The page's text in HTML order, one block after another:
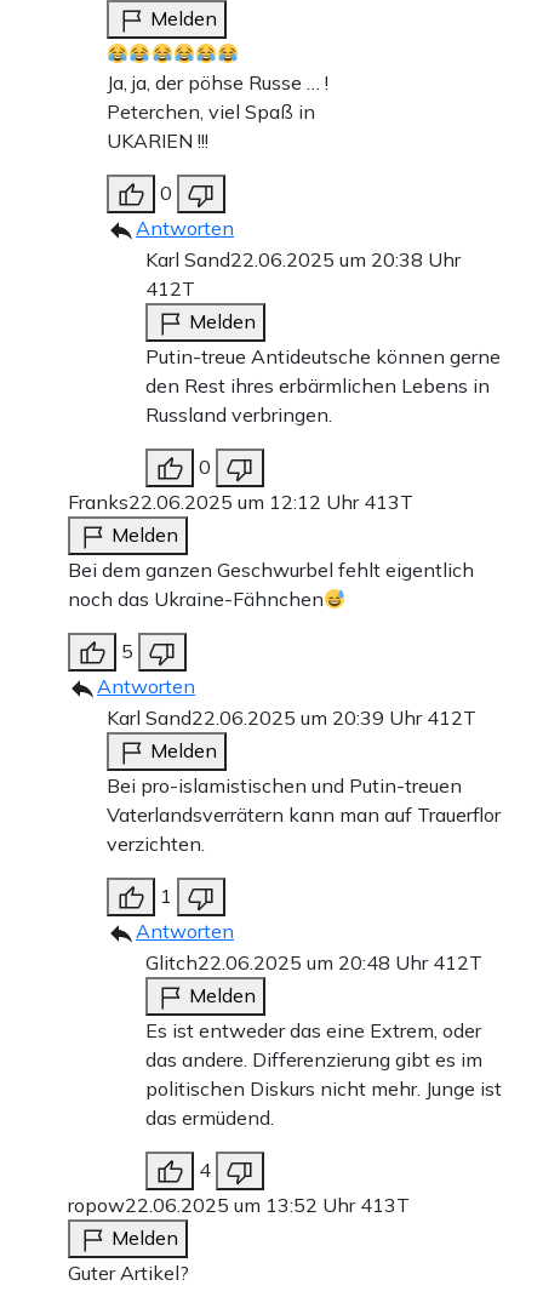
Melden
Ja, ja, der pöhse Russe … !
Peterchen, viel Spaß in
UKARIEN !!!
0
Antworten
Karl Sand22.06.2025 um 20:38 Uhr
412T
Melden
Putin-treue Antideutsche können gerne
den Rest ihres erbärmlichen Lebens in
Russland verbringen.
0
Franks22.06.2025 um 12:12 Uhr 413T
Melden
Bei dem ganzen Geschwurbel fehlt eigentlich
noch das Ukraine-Fähnchen
5
Antworten
Karl Sand22.06.2025 um 20:39 Uhr 412T
Melden
Bei pro-islamistischen und Putin-treuen
Vaterlandsverrätern kann man auf Trauerflor
verzichten.
1
Antworten
Glitch22.06.2025 um 20:48 Uhr 412T
Melden
Es ist entweder das eine Extrem, oder
das andere. Differenzierung gibt es im
politischen Diskurs nicht mehr. Junge ist
das ermüdend.
4
ropow22.06.2025 um 13:52 Uhr 413T
Melden
Guter Artikel?